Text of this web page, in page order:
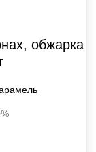
обжарка